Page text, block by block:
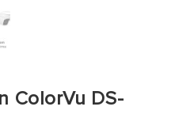
ColorVu DS-